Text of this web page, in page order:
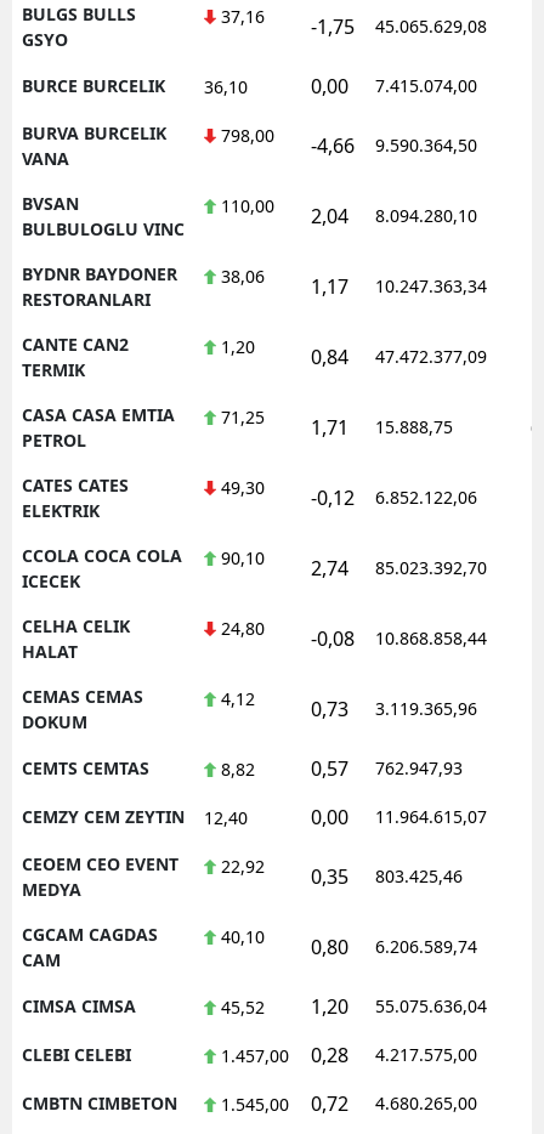
BULGS BULLS
GSYO
37,16 -1,75 45.065.629,08
BURCE BURCELIK 36,10 0,00 7.415.074,00
BURVA BURCELIK
VANA
798,00 -4,66 9.590.364,50
BVSAN
BULBULOGLU VINC
110,00 2,04 8.094.280,10
BYDNR BAYDONER
RESTORANLARI
38,06 1,17 10.247.363,34
CANTE CAN2
TERMIK
1,20 0,84 47.472.377,09
CASA CASA EMTIA
PETROL
71,25 1,71 15.888,75
CATES CATES
ELEKTRIK
49,30 -0,12 6.852.122,06
CCOLA COCA COLA
ICECEK
90,10 2,74 85.023.392,70
CELHA CELIK
HALAT
24,80 -0,08 10.868.858,44
CEMAS CEMAS
DOKUM
4,12 0,73 3.119.365,96
CEMTS CEMTAS 8,82 0,57 762.947,93
CEMZY CEM ZEYTIN 12,40 0,00 11.964.615,07
CEOEM CEO EVENT
MEDYA
22,92 0,35 803.425,46
CGCAM CAGDAS
CAM
40,10 0,80 6.206.589,74
CIMSA CIMSA 45,52 1,20 55.075.636,04
CLEBI CELEBI 1.457,00 0,28 4.217.575,00
CMBTN CIMBETON 1.545,00 0,72 4.680.265,00